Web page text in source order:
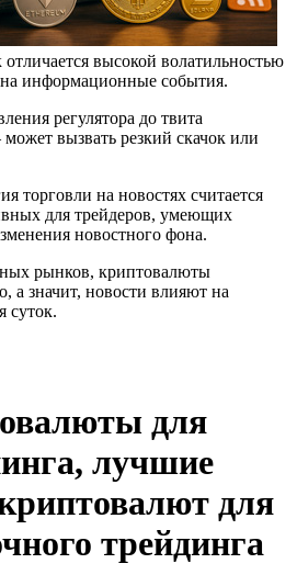
высокой волатильностью
информационные события.
регулятора до твита
вызвать резкий скачок или
торговли на новостях считается
для трейдеров, умеющих
новостного фона.
рынков, криптовалюты
а значит, новости влияют на
суток.
для
лучшие
для
трейдинга